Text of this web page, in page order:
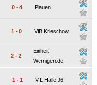
0 - 4 Plauen
1 - 0 VfB Krieschow
2 - 2
Einheit
Wernigerode
1 - 1 VfL Halle 96